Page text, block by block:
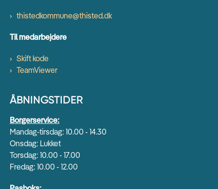
thistedkommune@thisted.dk
Til medarbejdere
Skift kode
TeamViewer
ÅBNINGSTIDER
Borgerservice:
Mandag-tirsdag: 10.00 - 14.30
Onsdag: Lukket
Torsdag: 10.00 - 17.00
Fredag: 10.00 - 12.00